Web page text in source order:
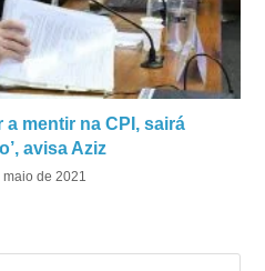
a mentir na CPI, sairá
avisa Aziz
maio de 2021